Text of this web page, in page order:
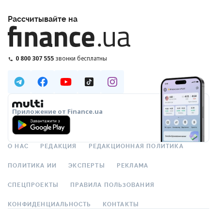
Рассчитывайте на
0 800 307 555 звонки бесплатны
Приложение от Finance.ua
О НАС РЕДАКЦИЯ РЕДАКЦИОННАЯ ПОЛИТИКА
ПОЛИТИКА ИИ ЭКСПЕРТЫ РЕКЛАМА
СПЕЦПРОЕКТЫ ПРАВИЛА ПОЛЬЗОВАНИЯ
КОНФИДЕНЦИАЛЬНОСТЬ КОНТАКТЫ